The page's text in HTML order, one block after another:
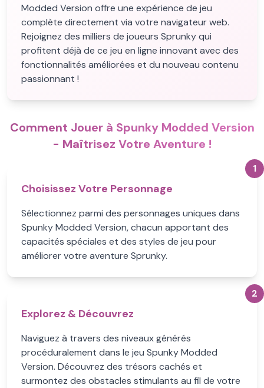
Modded Version offre une expérience de jeu
complète directement via votre navigateur web.
Rejoignez des milliers de joueurs Sprunky qui
profitent déjà de ce jeu en ligne innovant avec des
fonctionnalités améliorées et du nouveau contenu
passionnant !
Comment Jouer à Spunky Modded Version
- Maîtrisez Votre Aventure !
1
Choisissez Votre Personnage
Sélectionnez parmi des personnages uniques dans
Spunky Modded Version, chacun apportant des
capacités spéciales et des styles de jeu pour
améliorer votre aventure Sprunky.
2
Explorez & Découvrez
Naviguez à travers des niveaux générés
procéduralement dans le jeu Spunky Modded
Version. Découvrez des trésors cachés et
surmontez des obstacles stimulants au fil de votre